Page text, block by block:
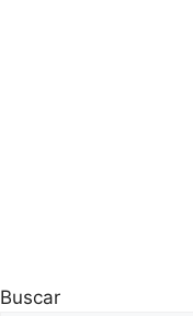
Buscar